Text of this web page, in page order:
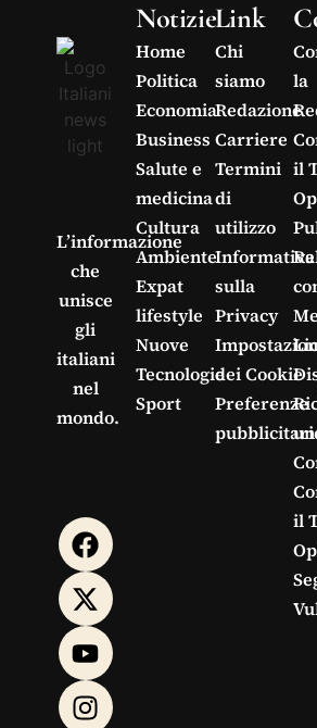
L’informazione
che
unisce
gli
italiani
nel
mondo.
Notizie
Home
Politica
Economia
Business
Salute e
medicina
Cultura
Ambiente
Expat
lifestyle
Nuove
Tecnologie
Sport
Link
Chi
siamo
Redazione
Carriere
Termini
di
utilizzo
Informativa
sulla
Privacy
dei Cookie
Preferenze
la
il
il